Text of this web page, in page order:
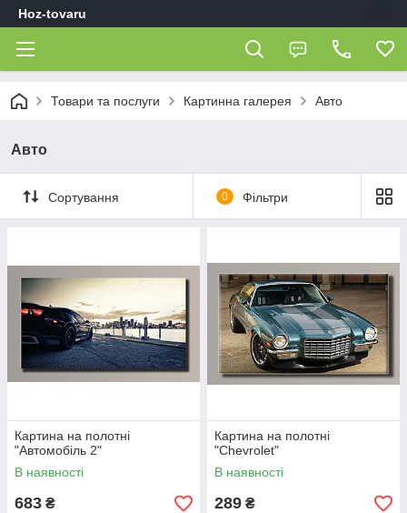
Hoz-tovaru
Товари та послуги Картинна галерея Авто
Авто
Сортування 0 Фільтри
Картина на полотні
"Автомобіль 2"
В наявності
683 ₴
Картина на полотні
"Chevrolet"
В наявності
289 ₴